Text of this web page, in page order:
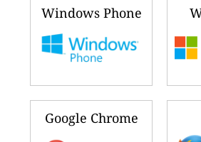
Windows Phone
Google Chrome